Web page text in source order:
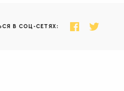
В СОЦ-СЕТЯХ: